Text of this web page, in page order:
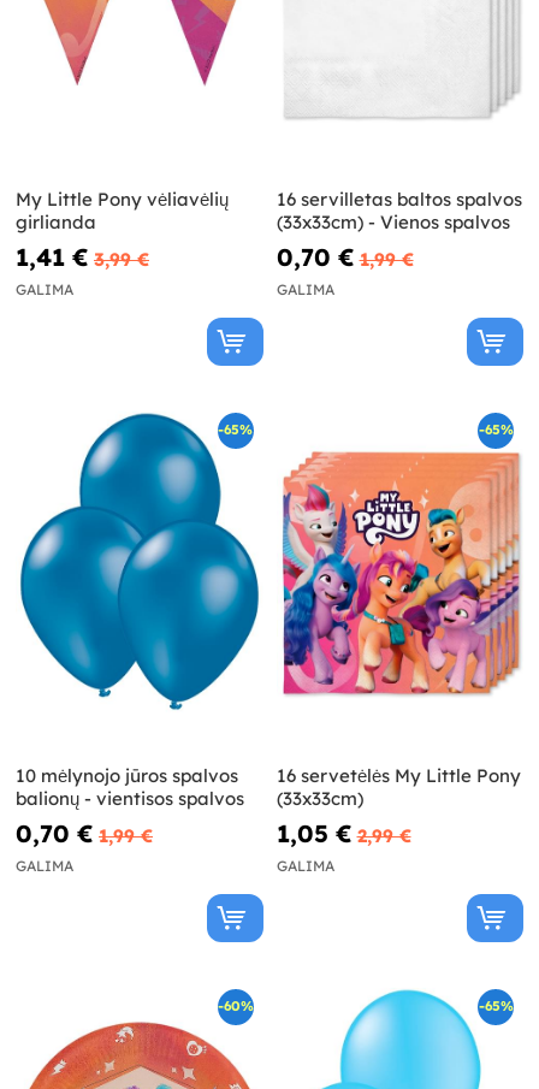
My Little Pony vėliavėlių
girlianda
1,41 € 3,99 €
GALIMA
16 servilletas baltos spalvos
(33x33cm) - Vienos spalvos
0,70 € 1,99 €
GALIMA
-65%
10 mėlynojo jūros spalvos
balionų - vientisos spalvos
0,70 € 1,99 €
GALIMA
-65%
16 servetėlės My Little Pony
(33x33cm)
1,05 € 2,99 €
GALIMA
-60% -65%